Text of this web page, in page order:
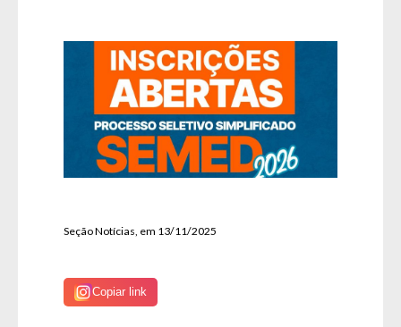
Seção Notícias, em 13/11/2025
Copiar link